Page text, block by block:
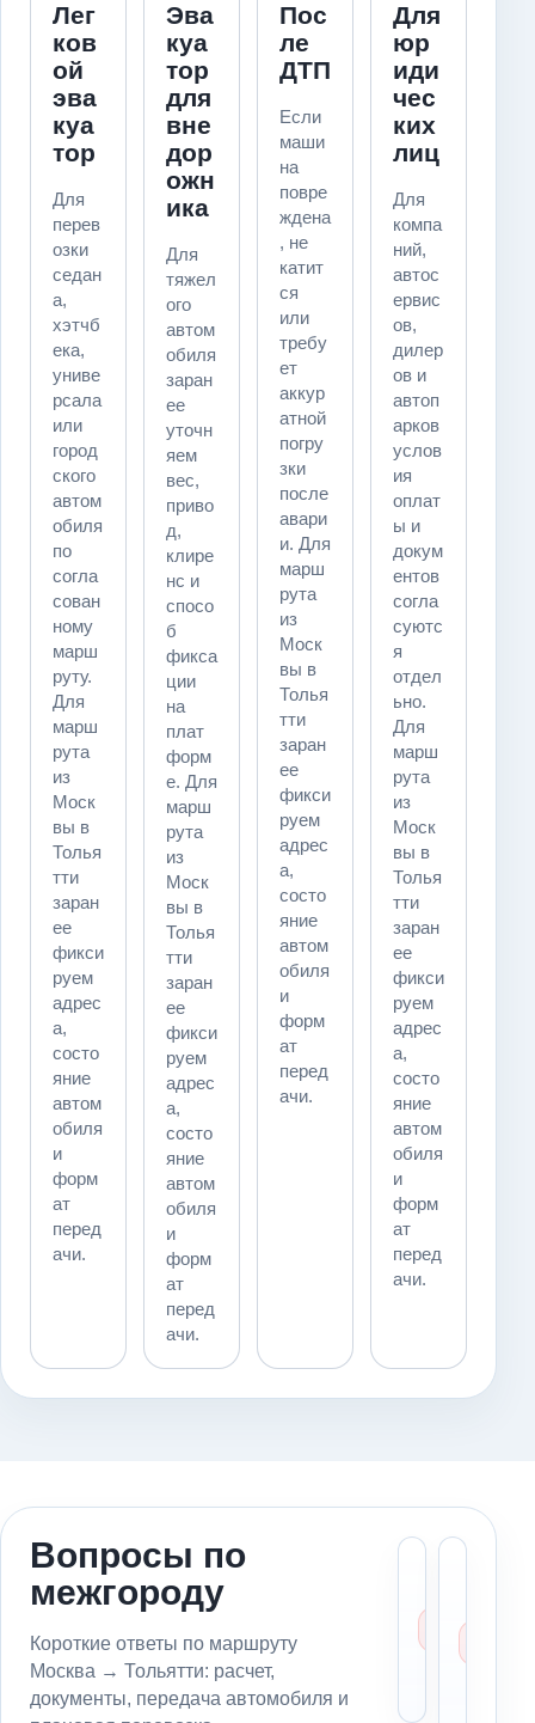
Лег
ков
ой
эва
куа
тор
Для
перев
озки
седан
а,
хэтчб
ека,
униве
рсала
или
город
ского
автом
обиля
по
согла
сован
ному
марш
руту.
Для
марш
рута
из
Моск
вы в
Толья
тти
заран
ее
фикси
руем
адрес
а,
состо
яние
автом
обиля
и
форм
ат
перед
ачи.
Эва
куа
тор
для
вне
дор
ожн
ика
Для
тяжел
ого
автом
обиля
заран
ее
уточн
яем
вес,
приво
д,
клире
нс и
спосо
б
фикса
ции
на
плат
форм
е. Для
марш
рута
из
Моск
вы в
Толья
тти
заран
ее
фикси
руем
адрес
а,
состо
яние
автом
обиля
и
форм
ат
перед
ачи.
Пос
ле
ДТП
Если
маши
на
повре
ждена
, не
катит
ся
или
требу
ет
аккур
атной
погру
зки
после
авари
и. Для
марш
рута
из
Моск
вы в
Толья
тти
заран
ее
фикси
руем
адрес
а,
состо
яние
автом
обиля
и
форм
ат
перед
ачи.
Для
юр
иди
чес
ких
лиц
Для
компа
ний,
автос
ервис
ов,
дилер
ов и
автоп
арков
услов
ия
оплат
ы и
докум
ентов
согла
суютс
я
отдел
ьно.
Для
марш
рута
из
Моск
вы в
Толья
тти
заран
ее
фикси
руем
адрес
а,
состо
яние
автом
обиля
и
форм
ат
перед
ачи.
Вопросы по
межгороду
Короткие ответы по маршруту
Москва → Тольятти: расчет,
документы, передача автомобиля и